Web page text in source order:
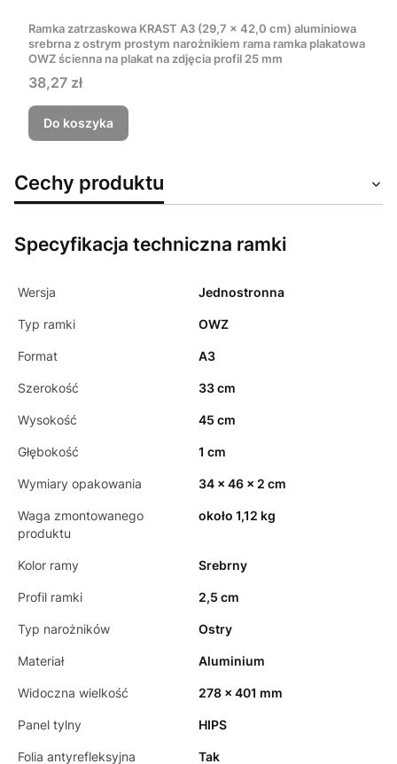
Ramka zatrzaskowa KRAST A3 (29,7 x 42,0 cm) aluminiowa
srebrna z ostrym prostym narożnikiem rama ramka plakatowa
OWZ ścienna na plakat na zdjęcia profil 25 mm
Cena
38,27 zł
Do koszyka
Cechy produktu
Specyfikacja techniczna ramki
Wersja Jednostronna
Typ ramki OWZ
Format A3
Szerokość 33 cm
Wysokość 45 cm
Głębokość 1 cm
Wymiary opakowania 34 x 46 x 2 cm
Waga zmontowanego
produktu
około 1,12 kg
Kolor ramy Srebrny
Profil ramki 2,5 cm
Typ narożników Ostry
Materiał Aluminium
Widoczna wielkość 278 x 401 mm
Panel tylny HIPS
Folia antyrefleksyjna Tak